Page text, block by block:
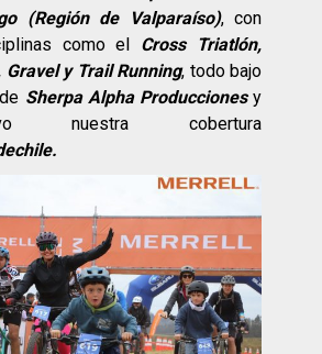
(Región de Valparaíso), con
como el Cross Triatlón,
Gravel y Trail Running, todo bajo
Sherpa Alpha Produccionesy
nuestra cobertura